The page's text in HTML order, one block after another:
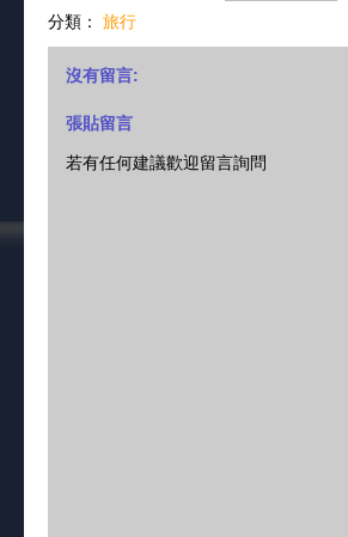
分類： 旅行
沒有留言:
張貼留言
若有任何建議歡迎留言詢問